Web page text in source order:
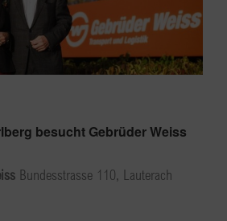
besucht Gebrüder Weiss
Bundesstrasse 110, Lauterach